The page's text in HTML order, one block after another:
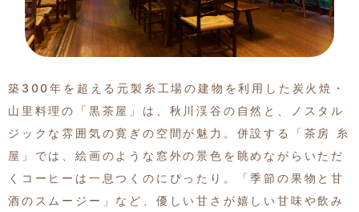
築300年を超える元製糸工場の建物を利用した炭火焼・
山里料理の「黒茶屋」は、秋川渓谷の自然と、ノスタル
ジックな雰囲気の寛ぎの空間が魅力。併設する「茶房 糸
屋」では、絵画のような窓外の景色を眺めながらいただ
くコーヒーは一息つくのにぴったり。「季節の果物と甘
酒のスムージー」など、優しい甘さが嬉しい甘味や飲み